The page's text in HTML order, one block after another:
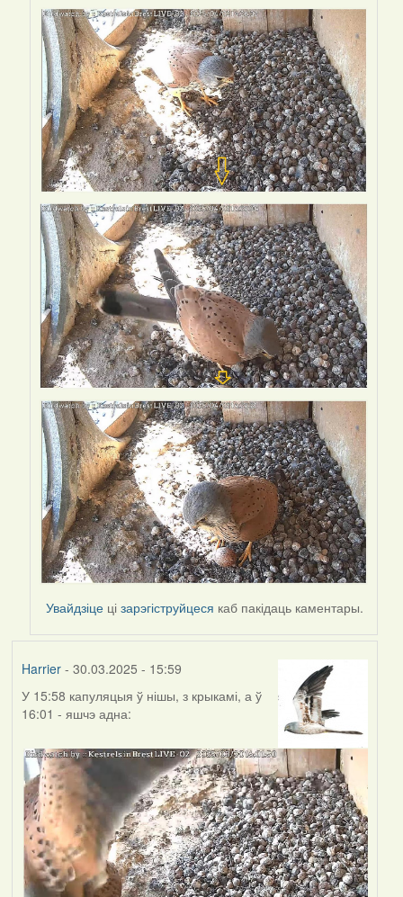
Увайдзіце цізарэгіструйцеся каб пакідаць каментары.
Harrier- 30.03.2025 - 15:59
У 15:58 капуляцыя ў нішы, з крыкамі, а ў
16:01 - яшчэ адна: